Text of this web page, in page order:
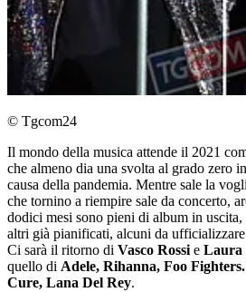
© Tgcom24
Il mondo della musica attende il 2021
che almeno dia una svolta al grado zero
causa della pandemia. Mentre sale la
che tornino a riempire sale da concerto,
dodici mesi sono pieni di album in
altri già pianificati, alcuni da
Ci sarà il ritorno di Vasco Rossi e Laura
quello di Adele, Rihanna, Foo
Cure, Lana Del Rey.